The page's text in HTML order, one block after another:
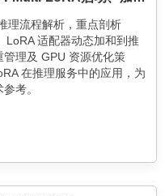
理流程解析，重点剖析
LoRA 适配器动态加和到推
理及 GPU 资源优化策
在推理服务中的应用，为
考。